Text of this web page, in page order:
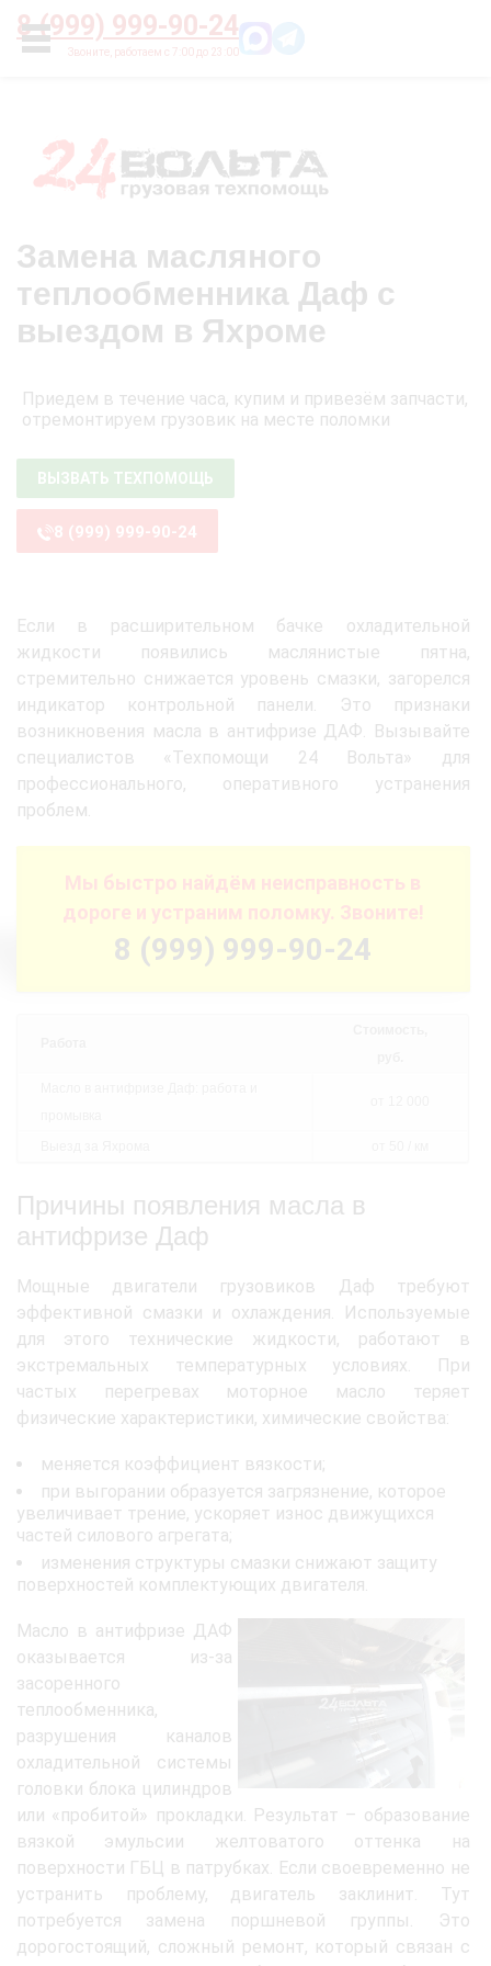
8 (999) 999-90-24
УСЛУГИ
Главная О нас Цены
Замена масляного
теплообменника Даф с
выездом в Яхроме
Приедем в течение часа, купим и привезём запчасти,
отремонтируем грузовик на месте поломки
ВЫЗВАТЬ ТЕХПОМОЩЬ
8 (999) 999-90-24
Если в расширительном бачке охладительной
жидкости появились маслянистые пятна,
стремительно снижается уровень смазки, загорелся
индикатор контрольной панели. Это признаки
возникновения масла в антифризе ДАФ. Вызывайте
специалистов «Техпомощи 24 Вольта» для
профессионального, оперативного устранения
проблем.
Мы быстро найдём неисправность в
дороге и устраним поломку. Звоните!
8 (999) 999-90-24
Причины появления масла в
антифризе Даф
Мощные двигатели грузовиков Даф требуют
эффективной смазки и охлаждения. Используемые
для этого технические жидкости, работают в
экстремальных температурных условиях. При
частых перегревах моторное масло теряет
физические характеристики, химические свойства:
меняется коэффициент вязкости;
при выгорании образуется загрязнение, которое
увеличивает трение, ускоряет износ движущихся
частей силового агрегата;
изменения структуры смазки снижают защиту
поверхностей комплектующих двигателя.
Масло в антифризе ДАФ
оказывается из-за
засоренного
теплообменника,
разрушения каналов
охладительной системы
головки блока цилиндров
или «пробитой» прокладки. Результат – образование
вязкой эмульсии желтоватого оттенка на
поверхности ГБЦ в патрубках. Если своевременно не
устранить проблему, двигатель заклинит. Тут
потребуется замена поршневой группы. Это
дорогостоящий, сложный ремонт, который связан с